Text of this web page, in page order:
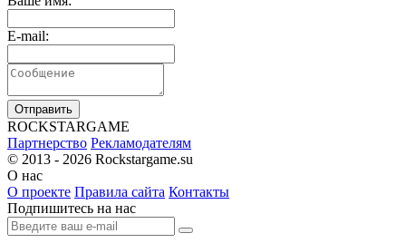
E-mail:
Отправить
ROCKSTARGAME
Партнерство Рекламодателям
© 2013 - 2026 Rockstargame.su
О нас
О проекте Правила сайта Контакты
Подпишитесь на нас